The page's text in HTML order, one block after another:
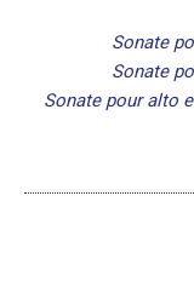
Sonate
Sonate
Sonate pour alto